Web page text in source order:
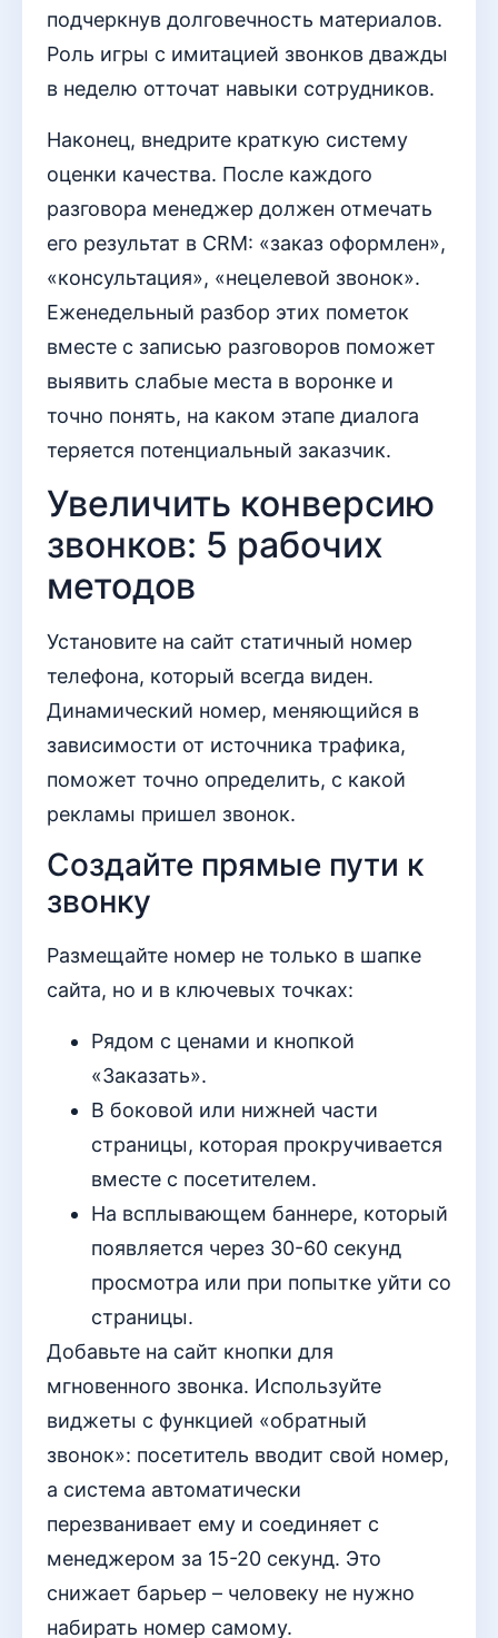
подчеркнув долговечность материалов.
Роль игры с имитацией звонков дважды
в неделю отточат навыки сотрудников.
Наконец, внедрите краткую систему
оценки качества. После каждого
разговора менеджер должен отмечать
его результат в CRM: «заказ оформлен»,
«консультация», «нецелевой звонок».
Еженедельный разбор этих пометок
вместе с записью разговоров поможет
выявить слабые места в воронке и
точно понять, на каком этапе диалога
теряется потенциальный заказчик.
Увеличить конверсию
звонков: 5 рабочих
методов
Установите на сайт статичный номер
телефона, который всегда виден.
Динамический номер, меняющийся в
зависимости от источника трафика,
поможет точно определить, с какой
рекламы пришел звонок.
Создайте прямые пути к
звонку
Размещайте номер не только в шапке
сайта, но и в ключевых точках:
Рядом с ценами и кнопкой
«Заказать».
В боковой или нижней части
страницы, которая прокручивается
вместе с посетителем.
На всплывающем баннере, который
появляется через 30-60 секунд
просмотра или при попытке уйти со
страницы.
Добавьте на сайт кнопки для
мгновенного звонка. Используйте
виджеты с функцией «обратный
звонок»: посетитель вводит свой номер,
а система автоматически
перезванивает ему и соединяет с
менеджером за 15-20 секунд. Это
снижает барьер – человеку не нужно
набирать номер самому.